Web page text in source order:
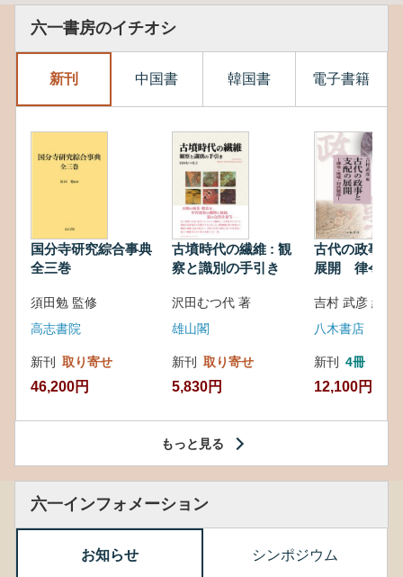
六一書房のイチオシ
新刊 中国書 韓国書 電子書籍
国分寺研究綜合事典
全三巻
須田勉 監修
高志書院
新刊 取り寄せ
46,200円
古墳時代の繊維 : 観
察と識別の手引き
沢田むつ代 著
雄山閣
新刊 取り寄せ
5,830円
古代の政事と
展開 律令・
吉村 武彦 編集
八木書店
新刊 4冊
12,100円
もっと見る
六一インフォメーション
お知らせ シンポジウム